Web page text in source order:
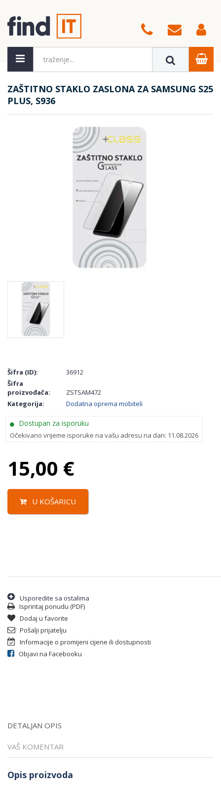
ZAŠTITNO STAKLO ZASLONA ZA SAMSUNG S25
PLUS, S936
Šifra (ID):
36912
Šifra
proizvođača:
ZSTSAM472
Kategorija:
Dodatna oprema mobiteli
Dostupan za isporuku
Očekivano vrijeme isporuke na vašu adresu na dan: 11.08.2026
15,00 €
U KOŠARICU
Usporedite sa ostalima
Isprintaj ponudu (PDF)
Dodaj u favorite
Pošalji prijatelju
Informacije o promijeni cijene ili dostupnosti
Objavi na Facebooku
DETALJAN OPIS
VAŠ KOMENTAR
Opis proizvoda